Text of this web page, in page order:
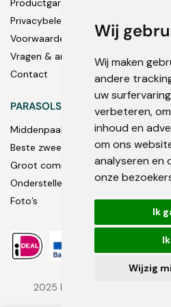
Wij
Wij maken
andere
uw
verbeteren,
inhoud en
om ons
analyseren en
onze
Ik
Wijzig
Productgarantie
Privacybeleid
Voorwaarden
Vragen & antwoorden
Contact
PARASOLS
Middenpaal
Beste zweef parasols
Groot commercieel
Onderstellen en accessoires
Foto’s
2025 Bambrella ® Ltd.